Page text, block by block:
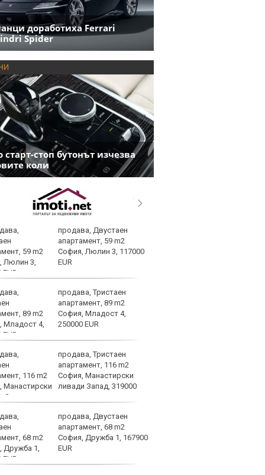
доработиха Ferrari
Spider
стоп бутонът изчезва
коли
продава, Двустаен
апартамент, 59 m2
София, Люлин 3, 117000
EUR
продава, Тристаен
апартамент, 89 m2
София, Младост 4,
250000 EUR
продава, Тристаен
апартамент, 116 m2
София, Манастирски
ливади Запад, 319000
продава, Двустаен
апартамент, 68 m2
София, Дружба 1, 167900
EUR